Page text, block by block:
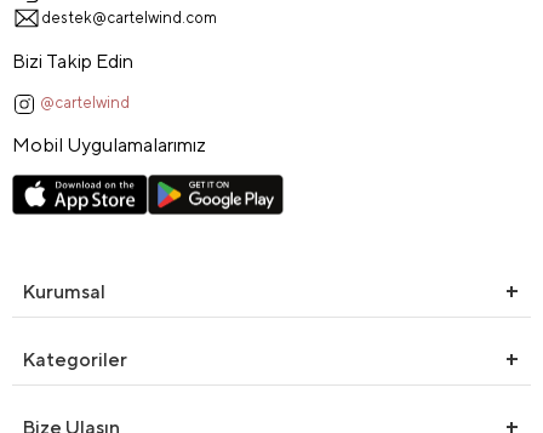
destek@cartelwind.com
Bizi Takip Edin
@cartelwind
Mobil Uygulamalarımız
Kurumsal
Kategoriler
Bize Ulaşın